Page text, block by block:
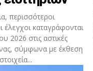
περισσότεροι
έλεγχοι καταγράφονται
2026 στις αστικές
σύμφωνα με έκθεση